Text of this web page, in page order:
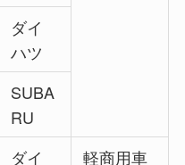
ダイ
ハツ
SUBA
RU
ダイ 軽商用車